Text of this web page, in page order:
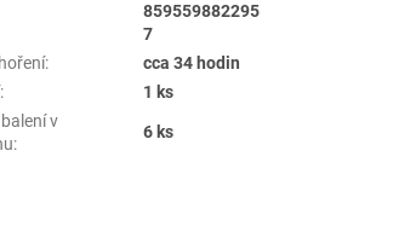
859559882295
7
:
cca 34 hodin
:
1 ks
v
:
6 ks